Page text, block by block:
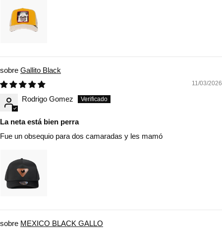
Gallito Black
11/03/2026
Rodrigo Gomez
La neta está bien perra
Fue un obsequio para dos camaradas y les mamó
MEXICO BLACK GALLO